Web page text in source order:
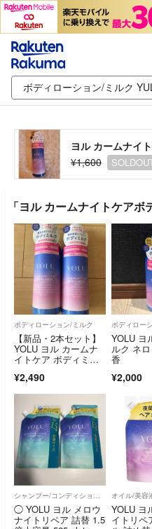
ヨル カームナイ
¥1,600
「ヨル カームナイトケア
ボディローション/ミルク
【新品・2本セット】
YOLU ヨル カームナ
イトケア ボディミル
¥2,490
ボディロー
YOLU ヨ
ルク ネ
香
¥2,000
シャンプー/コンディショナーセット
◯ YOLU ヨル メロウ
ナイトリペア 詰替 1.5
オイル/美容
YOLU ヨ
イトリペ